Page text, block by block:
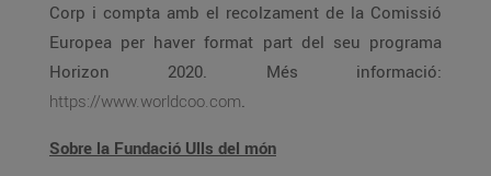
Corp i compta amb el recolzament de la Comissió
Europea per haver format part del seu programa
Horizon 2020. Més informació:
https://www.worldcoo.com.
Sobre la Fundació Ulls del món